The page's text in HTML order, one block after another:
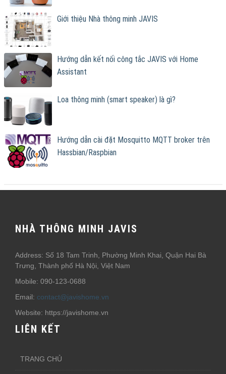
Giới thiệu Nhà thông minh JAVIS
Hướng dẫn kết nối công tắc JAVIS với Home
Assistant
Loa thông minh (smart speaker) là gì?
Hướng dẫn cài đặt Mosquitto MQTT broker trên
Hassbian/Raspbian
NHÀ THÔNG MINH JAVIS
Address: Số 18 Tam Trinh, Phường Minh Khai, Quận Hai Bà
Trưng, Thành phố Hà Nội, Việt Nam
Mobile: 090-123-0688
Email: contact@javishome.vn
Website: https://javishome.vn
LIÊN KẾT
TRANG CHỦ